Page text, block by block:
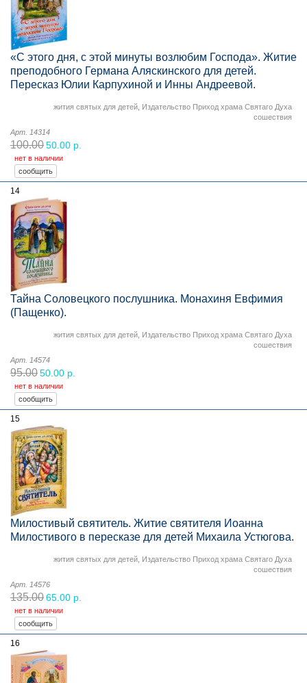
«С этого дня, с этой минуты возлюбим Господа». Житие
преподобного Германа Аляскинского для детей.
Пересказ Юлии Карпухиной и Инны Андреевой.
жития святых для детей Издательство Приход храма Святаго Духа
сошествия
Арт. 14314
100.0050.00 р.
нет в наличии
14
Тайна Соловецкого послушника. Монахиня Евфимия
(Пащенко).
жития святых для детей Издательство Приход храма Святаго Духа
сошествия
Арт. 14574
95.0050.00 р.
нет в наличии
15
Милостивый святитель. Житие святителя Иоанна
Милостивого в пересказе для детей Михаила Устюгова.
жития святых для детей Издательство Приход храма Святаго Духа
сошествия
Арт. 14576
135.0065.00 р.
нет в наличии
16